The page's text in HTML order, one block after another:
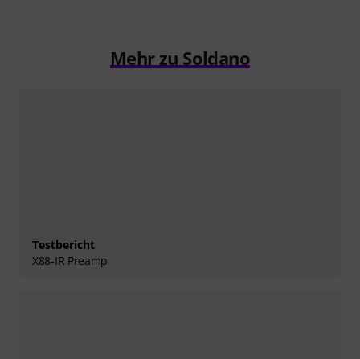
Mehr zu Soldano
Testbericht
X88-IR Preamp